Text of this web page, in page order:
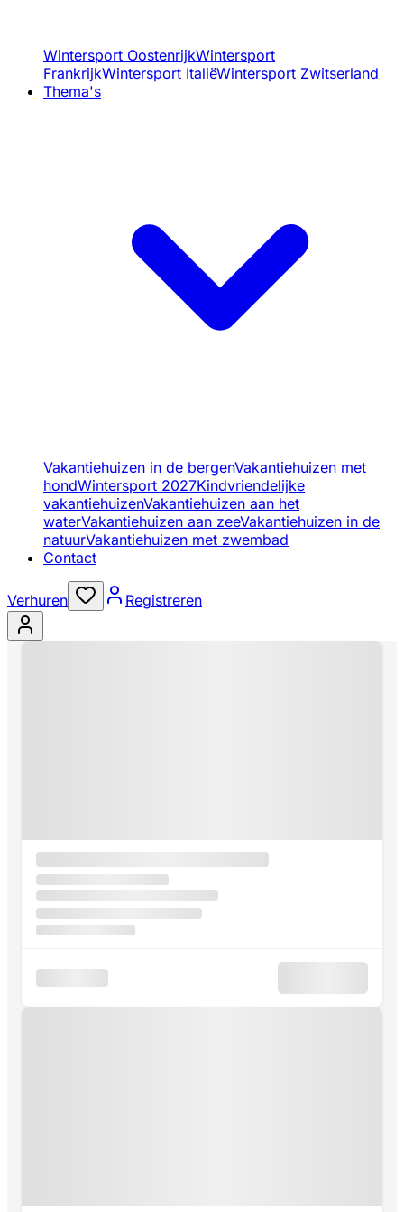
Wintersport OostenrijkWintersport
FrankrijkWintersport ItaliëWintersport Zwitserland
Thema's
Vakantiehuizen in de bergenVakantiehuizen met
hondWintersport 2027Kindvriendelijke
vakantiehuizenVakantiehuizen aan het
waterVakantiehuizen aan zeeVakantiehuizen in de
natuurVakantiehuizen met zwembad
Contact
Verhuren Registreren